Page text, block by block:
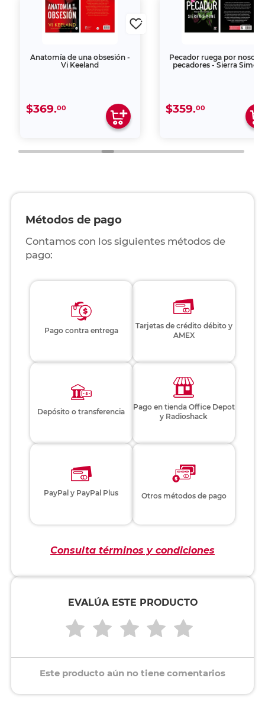
Anatomía de una obsesión -
Vi Keeland
$369.00
Pecador ruega por
pecadores - Sierra
$359.00
Métodos de pago
Contamos con los siguientes métodos de
pago:
Pago contra entrega
Tarjetas de crédito débito y
AMEX
Depósito o transferencia
Pago en tienda Office Depot
y Radioshack
PayPal y PayPal Plus Otros métodos de pago
Consulta términos y condiciones
EVALÚA ESTE PRODUCTO
Este producto aún no tiene comentarios